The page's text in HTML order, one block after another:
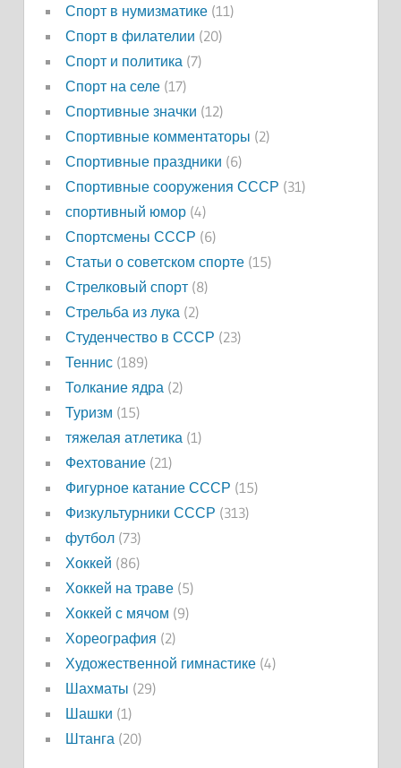
Спорт в нумизматике(11)
Спорт в филателии (20)
Спорт и политика (7)
Спорт на селе(17)
Спортивные значки (12)
Спортивные комментаторы (2)
Спортивные праздники (6)
Спортивные сооружения СССР (31)
спортивный юмор(4)
Спортсмены СССР (6)
Статьи о советском спорте(15)
Стрелковый спорт(8)
Стрельба из лука (2)
Студенчество в СССР (23)
Теннис(189)
Толкание ядра (2)
Туризм (15)
тяжелая атлетика (1)
Фехтование(21)
Фигурное катание СССР (15)
Физкультурники СССР (313)
футбол(73)
Хоккей (86)
Хоккей на траве(5)
Хоккей с мячом (9)
Хореография (2)
Художественной гимнастике(4)
Шахматы (29)
Шашки (1)
Штанга (20)